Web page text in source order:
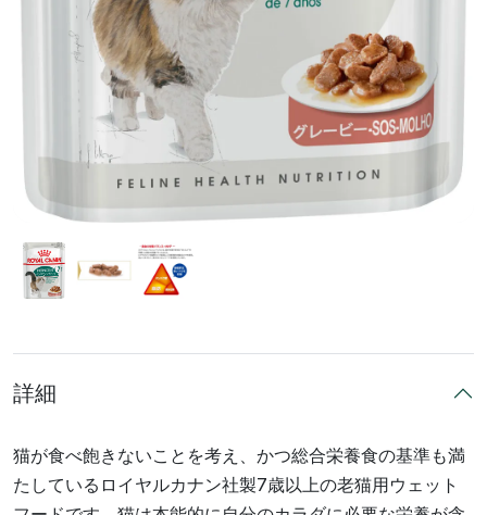
詳細
猫が食べ飽きないことを考え、かつ総合栄養食の基準も満
たしているロイヤルカナン社製7歳以上の老猫用ウェット